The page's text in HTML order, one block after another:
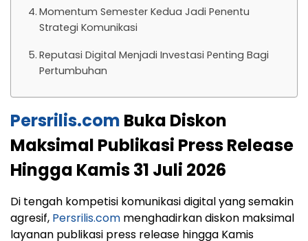
Momentum Semester Kedua Jadi Penentu
Strategi Komunikasi
Reputasi Digital Menjadi Investasi Penting Bagi
Pertumbuhan
Persrilis.com Buka Diskon
Maksimal Publikasi Press Release
Hingga Kamis 31 Juli 2026
Di tengah kompetisi komunikasi digital yang semakin
agresif, Persrilis.com menghadirkan diskon maksimal
layanan publikasi press release hingga Kamis